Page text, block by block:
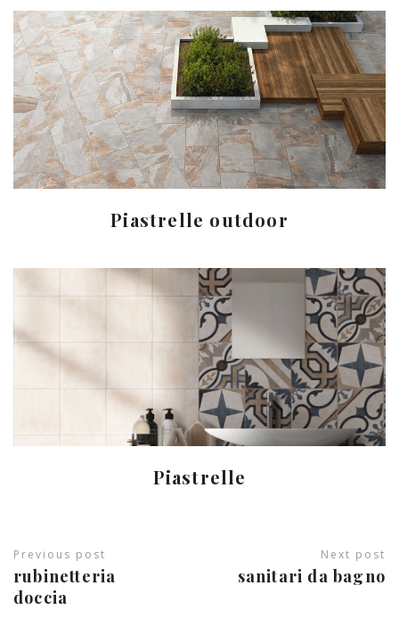
Piastrelle outdoor
Piastrelle
Previous post
rubinetteria
doccia
Next post
sanitari da bagno